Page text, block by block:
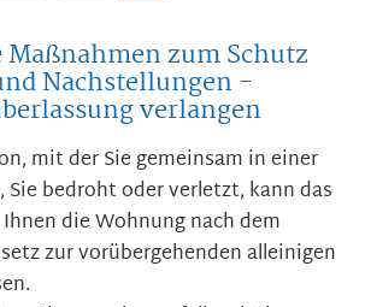
zum Schutz
Nachstellungen -
verlangen
mit der Sie gemeinsam in einer
Sie bedroht oder verletzt, kann das
die Wohnung nach dem
zur vorübergehenden alleinigen